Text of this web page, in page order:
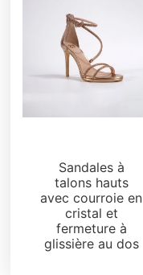
Sandales à
talons hauts
avec courroie en
cristal et
fermeture à
glissière au dos